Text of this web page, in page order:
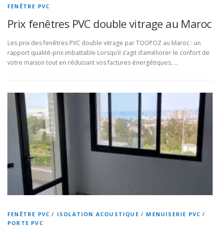
FENÊTRE PVC
Prix fenêtres PVC double vitrage au Maroc
Les prix des fenêtres PVC double vitrage par TOOPOZ au Maroc : un
rapport qualité-prix imbattable Lorsqu’il s’agit d’améliorer le confort de
votre maison tout en réduisant vos factures énergétiques, …
FENÊTRE PVC / ISOLATION ACOUSTIQUE / MENUISERIE PVC /
PORTE PVC